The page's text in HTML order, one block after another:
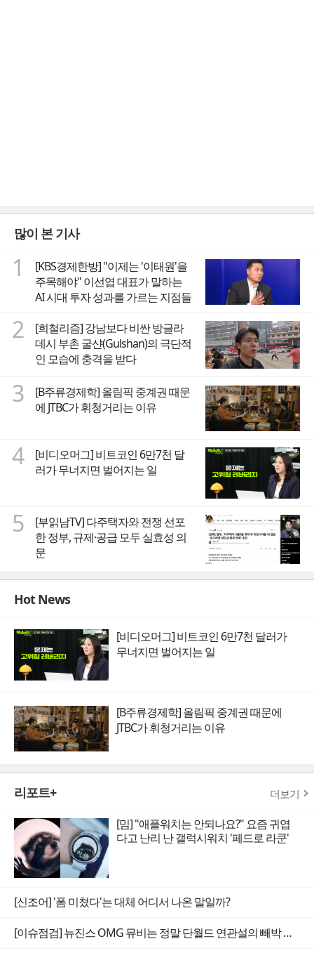
많이 본 기사
1
[KBS경제한방] "이제는 '이태원'을
주목해야" 이선엽 대표가 말하는
AI 시대 투자 성과를 가르는 지점들
2
[희철리즘] 강남보다 비싼 방글라
데시 부촌 굴샨(Gulshan)의 극단적
인 모습에 충격을 받다
3
[B주류경제학] 올림픽 중계권 때문
에 JTBC가 휘청거리는 이유
4
[비디오머그] 비트코인 6만7천 달
러가 무너지면 벌어지는 일
5
[부읽남TV] 다주택자와 전쟁 선포
한 정부, 규제·공급 모두 실효성 의
문
Hot News
[비디오머그] 비트코인 6만7천 달러가
무너지면 벌어지는 일
[B주류경제학] 올림픽 중계권 때문에
JTBC가 휘청거리는 이유
리포트+ 더보기
[밈] "애플워치는 안되나요?" 요즘 귀엽
다고 난리 난 갤럭시워치 '페드로 라쿤'
[신조어] '폼 미쳤다'는 대체 어디서 나온 말일까?
[이슈점검] 뉴진스 OMG 뮤비는 정말 단월드 연관설의 빼박 증거일까